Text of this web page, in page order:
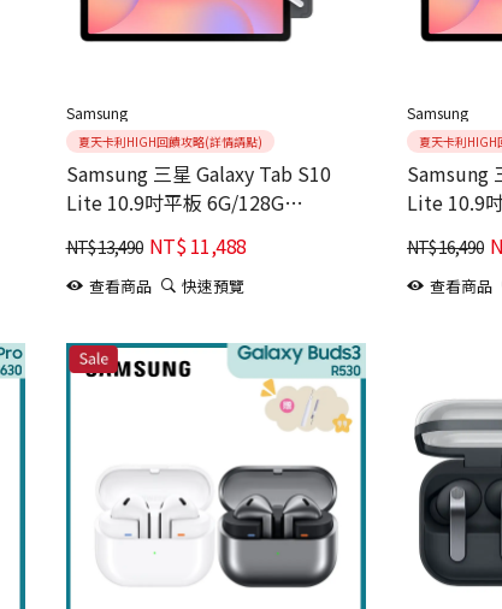
Samsung
夏天卡利HIGH回饋攻略(詳情請點)
Samsung 三星 Galaxy Tab S10
Lite 10.9吋平板 6G/128G
NT$13,490 NT$11,488
查看商品 快速預覽
Samsung
夏天卡利HIGH
Samsung
Lite 10.9
NT$16,490
查看商品